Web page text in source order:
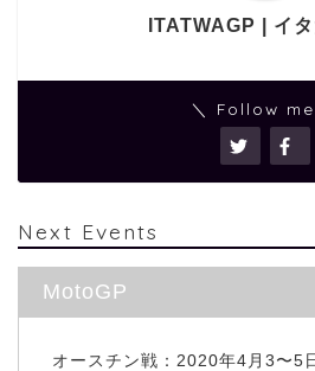
ITATWAGP | イ
＼ Follow me
Next Events
MotoGP
オースチン戦：2020年4月3〜5